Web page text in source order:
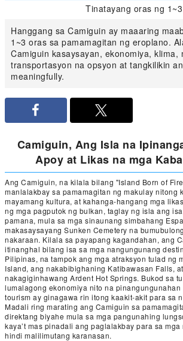
Tinatayang oras ng 1~3
Hanggang sa Camiguin ay maaaring
1~3 oras sa pamamagitan ng eroplano.
Camiguin kasaysayan, ekonomiya, klima,
transportasyon na opsyon at tangkilikin
meaningfully.
Camiguin, Ang Isla na
Apoy at Likas na mga
Ang Camiguin, na kilala bilang "Island Born of
manlalakbay sa pamamagitan ng makulay nitong
mayamang kultura, at kahanga-hangang mga
ng mga pagputok ng bulkan, taglay ng isla ang
pamana, mula sa mga sinaunang simbahang
makasaysayang Sunken Cemetery na
nakaraan. Kilala sa payapang kagandahan, ang
itinanghal bilang isa sa mga nangungunang
Pilipinas, na tampok ang mga atraksyon tulad ng
Island, ang nakabibighaning Katibawasan Falls,
nakagiginhawang Ardent Hot Springs. Bukod sa
lumalagong ekonomiya nito na
tourism ay ginagawa rin itong kaakit-akit para sa
Madali ring marating ang Camiguin sa
direktang biyahe mula sa mga pangunahing
kaya’t mas pinadali ang paglalakbay para sa
hindi malilimutang karanasan.